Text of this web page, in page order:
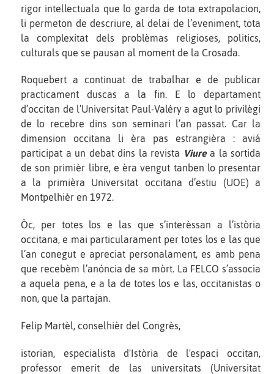
rigor intellectuala que lo garda de tota extrapolacion,
li permeton de descriure, al delai de l’eveniment, tota
la complexitat dels problèmas religioses, politics,
culturals que se pausan al moment de la Crosada.
Roquebert a continuat de trabalhar e de publicar
practicament duscas a la fin. E lo departament
d’occitan de l’Universitat Paul-Valéry a agut lo privilègi
de lo recebre dins son seminari l’an passat. Car la
dimension occitana li èra pas estrangièra : aviá
participat a un debat dins la revista Viurea la sortida
de son primièr libre, e èra vengut tanben lo presentar
a la primièra Universitat occitana d’estiu (UOE) a
Montpelhièr en 1972.
Òc, per totes los e las que s’interèssan a l’istòria
occitana, e mai particularament per totes los e las que
l’an conegut e apreciat personalament, es amb pena
que recebèm l’anóncia de sa mòrt. La FELCO s’associa
a aquela pena, e a la de totes los e las, occitanistas o
non, que la partajan.
Felip Martèl, conselhièr del Congrès,
istorian, especialista d'Istòria de l'espaci occitan,
professor emerit de las universitats (Universitat